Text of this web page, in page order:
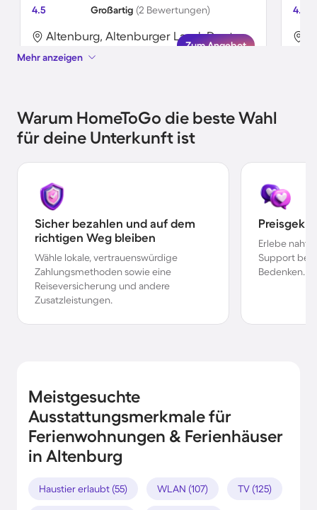
4.5
Großartig (2 Bewertungen)
Altenburg, Altenburger Land, Deutschland
Zum Angebot
4.5
Mehr anzeigen
Warum HomeToGo die beste Wahl
für deine Unterkunft ist
Sicher bezahlen und auf dem
richtigen Weg bleiben
Wähle lokale, vertrauenswürdige
Zahlungsmethoden sowie eine
Reiseversicherung und andere
Zusatzleistungen.
Erlebe
Support bei
Bedenken.
Meistgesuchte
Ausstattungsmerkmale für
Ferienwohnungen & Ferienhäuser
in Altenburg
Haustier erlaubt (55) WLAN (107) TV (125)